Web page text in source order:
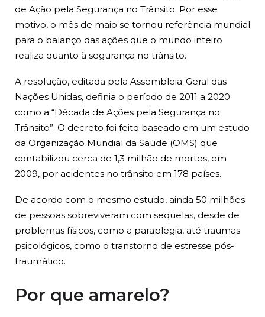
de Ação pela Segurança no Trânsito. Por esse
motivo, o mês de maio se tornou referência mundial
para o balanço das ações que o mundo inteiro
realiza quanto à segurança no trânsito.
A resolução, editada pela Assembleia-Geral das
Nações Unidas, definia o período de 2011 a 2020
como a “Década de Ações pela Segurança no
Trânsito”. O decreto foi feito baseado em um estudo
da Organização Mundial da Saúde (OMS) que
contabilizou cerca de 1,3 milhão de mortes, em
2009, por acidentes no trânsito em 178 países.
De acordo com o mesmo estudo, ainda 50 milhões
de pessoas sobreviveram com sequelas, desde de
problemas físicos, como a paraplegia, até traumas
psicológicos, como o transtorno de estresse pós-
traumático.
Por que amarelo?